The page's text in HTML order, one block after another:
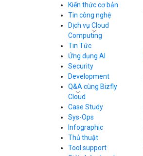
Bảng giá
Bảng giá
Bảng giá
Bảng giá
Kiến thức cơ bản
Tin công nghệ
Dịch vụ Cloud
Computing
Cloud Server
CDN
Load Balancer
Auto Scaling
Container Registry
Kubernetes
Cloud Database
Call Center
Business Email
Simple Storage
VPN
Tin Tức
Ứng dụng AI
Security
Development
Q&A cùng Bizfly
Cloud
Q&A về Bizfly
Cloud Server
Thao tác kết nối
tới server
Videos
Q&A về Bizfly
Business Email
Videos
Case Study
Sys-Ops
Infographic
Thủ thuật
Tool support